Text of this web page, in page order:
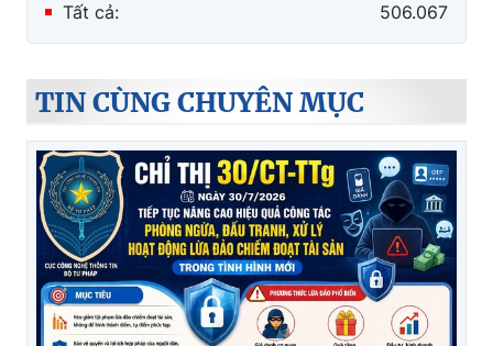
Tất cả: 506.067
TIN CÙNG CHUYÊN MỤC